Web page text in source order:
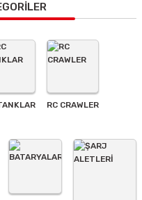
görüntülenemiyor.
bulunuyor.
olmalı.
RC CRAWLER